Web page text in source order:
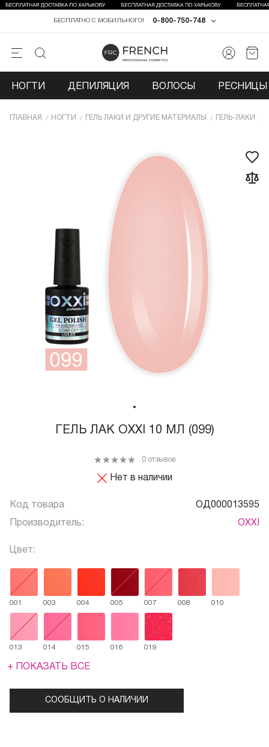
0-800-750-748
БЕСПЛАТНО С МОБИЛЬНОГО!
НОГТИ ДЕПИЛЯЦИЯ ВОЛОСЫ РЕСНИЦЫ
ГЛАВНАЯ НОГТИ ГЕЛЬ ЛАКИ И ДРУГИЕ МАТЕРИАЛЫ ГЕЛЬ-ЛАКИ
ГЕЛЬ ЛАК OXXI 10 МЛ (099)
Нет в наличии
0 отзывов
Код товара ОД000013595
Производитель: OXXI
Цвет:
001 003 004 005 007 008 010
013 014 015 016 019
+ ПОКАЗАТЬ ВСЕ
СООБЩИТЬ О НАЛИЧИИ